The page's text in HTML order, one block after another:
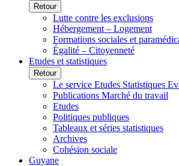
Retour
Lutte contre les exclusions
Hébergement – Logement
Formations sociales et
Égalité – Citoyenneté
Etudes et statistiques
Retour
Le service Etudes Statistiques
Publications Marché du travail
Etudes
Politiques publiques
Tableaux et séries statistiques
Archives
Cohésion sociale
Guyane